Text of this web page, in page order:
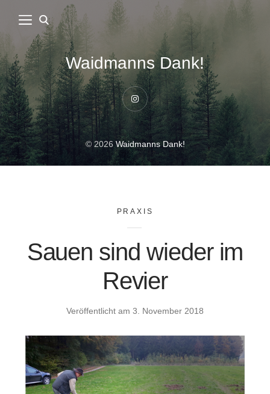
Waidmanns Dank!
Instagram
© 2026Waidmanns Dank!
PRAXIS
Sauen sind wieder im
Revier
Veröffentlicht am 3. November 2018